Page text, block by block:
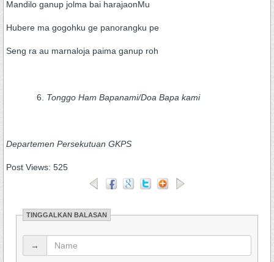
Mandilo ganup jolma bai harajaonMu
Hubere ma gogohku ge panorangku pe
Seng ra au marnaloja paima ganup roh
Tonggo Ham Bapanami/Doa Bapa kami
Departemen Persekutuan GKPS
Post Views: 525
TINGGALKAN BALASAN
→